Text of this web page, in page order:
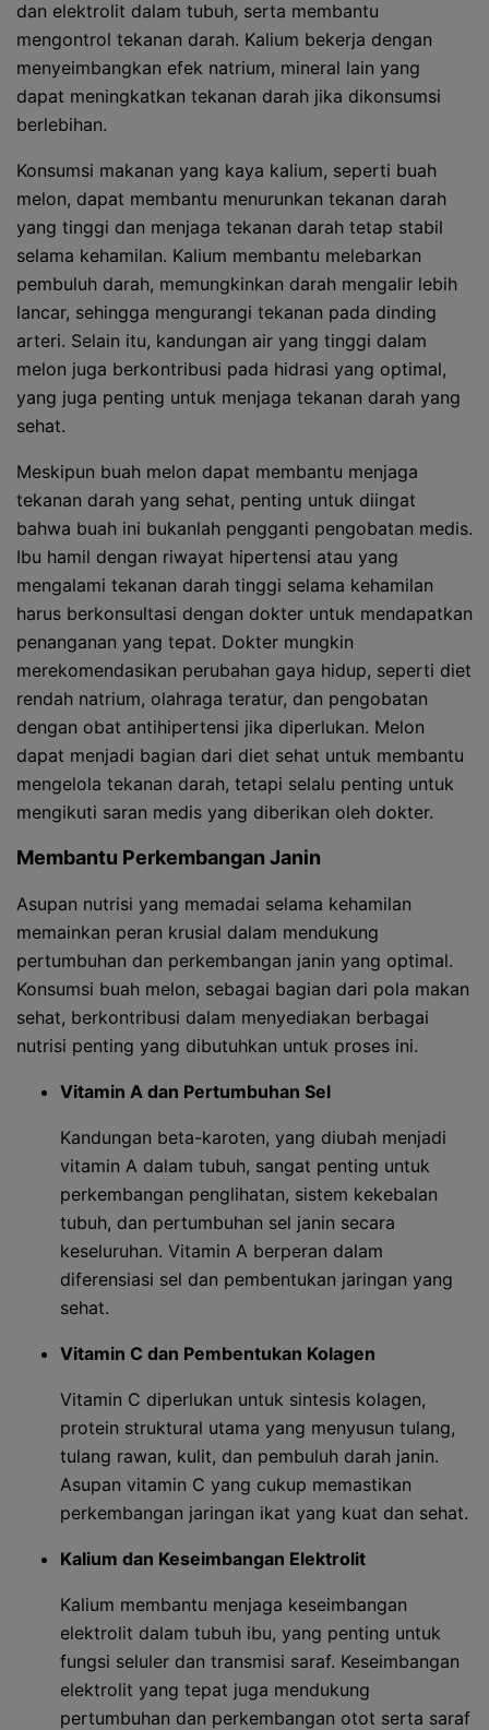
dan elektrolit dalam tubuh, serta membantu
mengontrol tekanan darah. Kalium bekerja dengan
menyeimbangkan efek natrium, mineral lain yang
dapat meningkatkan tekanan darah jika dikonsumsi
berlebihan.
Konsumsi makanan yang kaya kalium, seperti buah
melon, dapat membantu menurunkan tekanan darah
yang tinggi dan menjaga tekanan darah tetap stabil
selama kehamilan. Kalium membantu melebarkan
pembuluh darah, memungkinkan darah mengalir lebih
lancar, sehingga mengurangi tekanan pada dinding
arteri. Selain itu, kandungan air yang tinggi dalam
melon juga berkontribusi pada hidrasi yang optimal,
yang juga penting untuk menjaga tekanan darah yang
sehat.
Meskipun buah melon dapat membantu menjaga
tekanan darah yang sehat, penting untuk diingat
bahwa buah ini bukanlah pengganti pengobatan medis.
Ibu hamil dengan riwayat hipertensi atau yang
mengalami tekanan darah tinggi selama kehamilan
harus berkonsultasi dengan dokter untuk mendapatkan
penanganan yang tepat. Dokter mungkin
merekomendasikan perubahan gaya hidup, seperti diet
rendah natrium, olahraga teratur, dan pengobatan
dengan obat antihipertensi jika diperlukan. Melon
dapat menjadi bagian dari diet sehat untuk membantu
mengelola tekanan darah, tetapi selalu penting untuk
mengikuti saran medis yang diberikan oleh dokter.
Membantu Perkembangan Janin
Asupan nutrisi yang memadai selama kehamilan
memainkan peran krusial dalam mendukung
pertumbuhan dan perkembangan janin yang optimal.
Konsumsi buah melon, sebagai bagian dari pola makan
sehat, berkontribusi dalam menyediakan berbagai
nutrisi penting yang dibutuhkan untuk proses ini.
Vitamin A dan Pertumbuhan Sel
Kandungan beta-karoten, yang diubah menjadi
vitamin A dalam tubuh, sangat penting untuk
perkembangan penglihatan, sistem kekebalan
tubuh, dan pertumbuhan sel janin secara
keseluruhan. Vitamin A berperan dalam
diferensiasi sel dan pembentukan jaringan yang
sehat.
Vitamin C dan Pembentukan Kolagen
Vitamin C diperlukan untuk sintesis kolagen,
protein struktural utama yang menyusun tulang,
tulang rawan, kulit, dan pembuluh darah janin.
Asupan vitamin C yang cukup memastikan
perkembangan jaringan ikat yang kuat dan sehat.
Kalium dan Keseimbangan Elektrolit
Kalium membantu menjaga keseimbangan
elektrolit dalam tubuh ibu, yang penting untuk
fungsi seluler dan transmisi saraf. Keseimbangan
elektrolit yang tepat juga mendukung
pertumbuhan dan perkembangan otot serta saraf